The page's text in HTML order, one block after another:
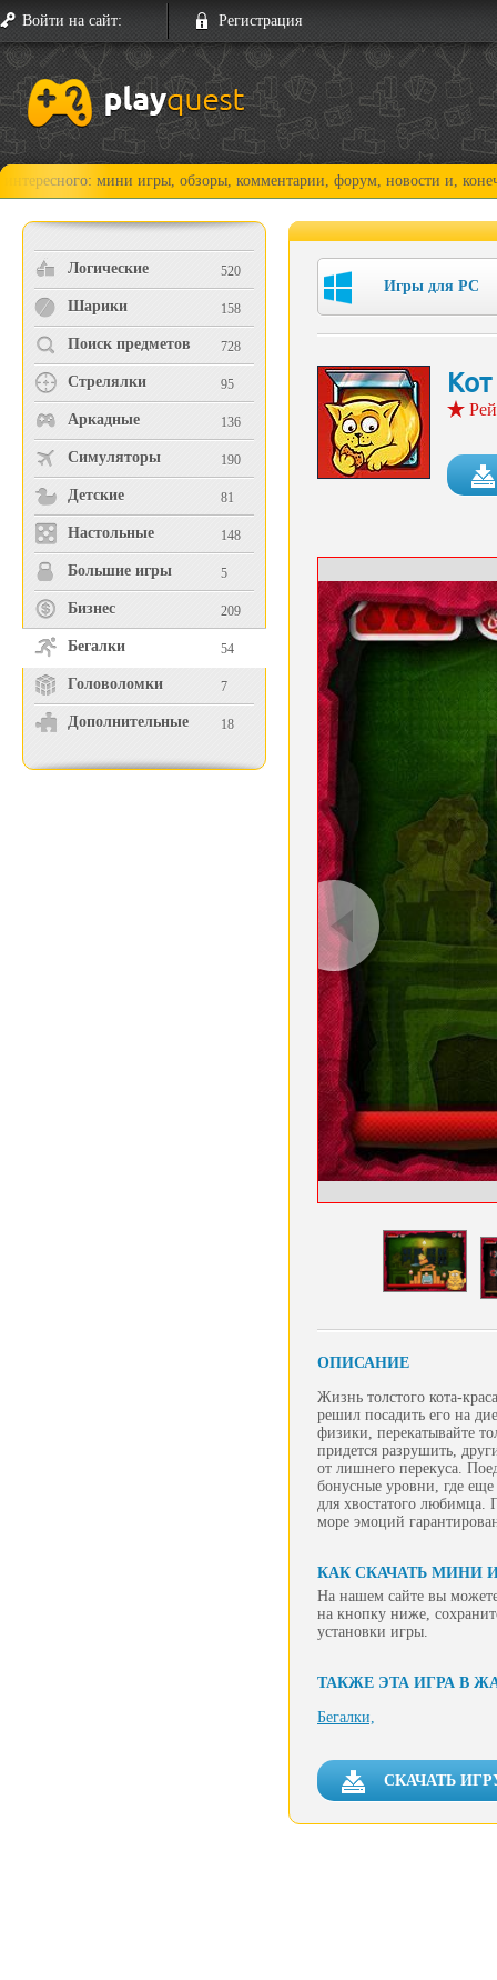
Войти на сайт: Регистрация
мини игры, обзоры, комментарии, форум, новости и, конечно,
Логические 520
Шарики 158
Поиск предметов 728
Стрелялки 95
Аркадные 136
Симуляторы 190
Детские 81
Настольные 148
Большие игры 5
Бизнес 209
Бегалки 54
Головоломки 7
Дополнительные 18
Игры для PC
ОПИСАНИЕ
Жизнь толстого кота-
решил посадить его на
физики, перекатывайте
придется разрушить,
от лишнего перекуса.
бонусные уровни, где
для хвостатого любимца.
море эмоций
КАК СКАЧАТЬ МИНИ
На нашем сайте вы
на кнопку ниже,
установки игры.
ТАКЖЕ ЭТА ИГРА В
Бегалки,
СКАЧАТЬ